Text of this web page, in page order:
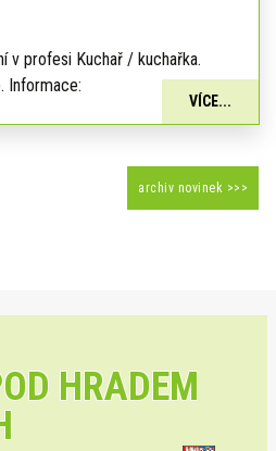
v profesi Kuchař / kuchařka.
Informace:
VÍCE...
archiv novinek >>>
HRADEM